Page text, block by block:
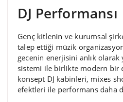
DJ Performansı
Genç kitlenin ve kurumsal
talep ettiği müzik
gecenin enerjisini anlık olarak
sistemi ile birlikte modern bir
konsept DJ kabinleri, mixes
efektleri ile performans daha